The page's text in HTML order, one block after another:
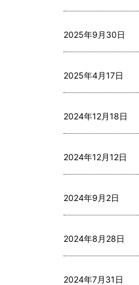
2025年9月30日
2025年4月17日
2024年12月18日
2024年12月12日
2024年9月2日
2024年8月28日
2024年7月31日